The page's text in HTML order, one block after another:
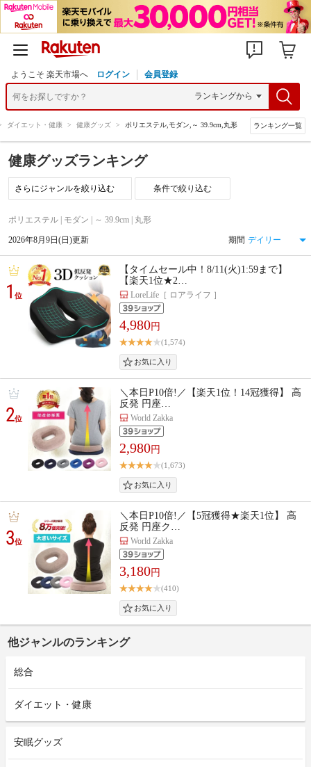
ようこそ 楽天市場へ ログイン 会員登録
ダイエット・健康 > 健康グッズ > ポリエステル,モダン,～ 39.9cm,丸形 ランキング一覧
健康グッズランキング
条件で絞り込む
ポリエステル | モダン | ～ 39.9cm | 丸形
2026年8月9日(日)更新 期間
1位
【タイムセール中！8/11(火)1:59まで】
【楽天1位★2…
LoreLife［ ロアライフ ］
4,980円
(1,574)
2位
＼本日P10倍!／【楽天1位！14冠獲得】 高
反発 円座…
World Zakka
2,980円
(1,673)
3位
＼本日P10倍!／【5冠獲得★楽天1位】 高
反発 円座ク…
World Zakka
3,180円
(410)
他ジャンルのランキング
総合
ダイエット・健康
安眠グッズ